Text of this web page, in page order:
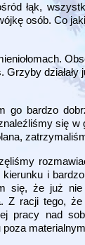
łąk,
osób. Co
go bardzo
się w
i
się, że już
Z racji tego,
pracy nad